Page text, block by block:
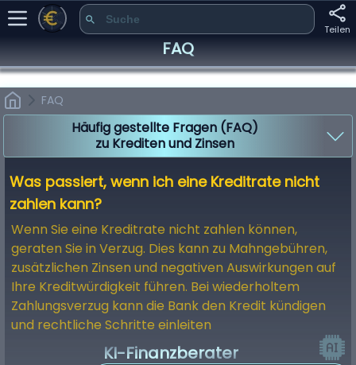
Teilen
FAQ
FAQ
Häufig gestellte Fragen (FAQ)
zu Krediten und Zinsen
Jahreszins“?
Was passiert, wenn ich eine Kreditrate nicht
zahlen kann?
Wenn Sie eine Kreditrate nicht zahlen können,
geraten Sie in Verzug. Dies kann zu Mahngebühren,
zusätzlichen Zinsen und negativen Auswirkungen auf
Ihre Kreditwürdigkeit führen. Bei wiederholtem
Zahlungsverzug kann die Bank den Kredit kündigen
und rechtliche Schritte einleiten
KI-Finanzberater